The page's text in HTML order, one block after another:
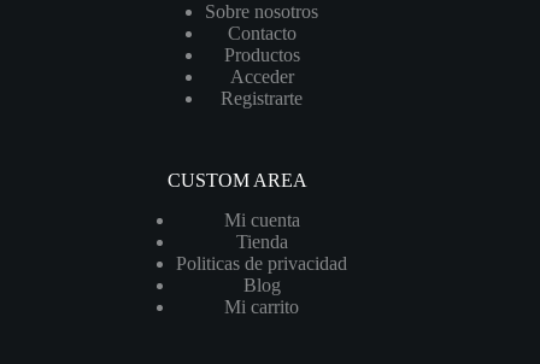
Sobre nosotros
Contacto
Productos
Acceder
Registrarte
CUSTOM AREA
Mi cuenta
Tienda
Politicas de privacidad
Blog
Mi carrito